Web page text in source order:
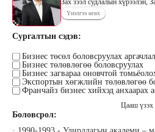
Зах зээл судлалын хүрээлэн,
Үнэлгээ өгөх
Сургалтын сэдэв:
Бизнес төсөл боловсруулах аргачлал
Бизнес төлөвлөгөө боловсруулах
Бизнес загвараа оновчтой
Экспортын хөгжлийн төлөвлөгөө
Франчайз бизнес хийхэд анхаарах
Цааш үзэх
Боловсрол:
Наран анд консалтинг” ХХК-ийн
Захирал